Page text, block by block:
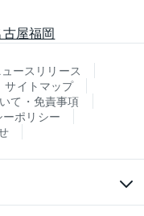
屋福岡
ースリリース
サイトマップ
て・免責事項
ポリシー